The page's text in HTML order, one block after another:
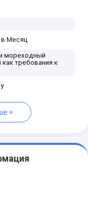
в Месяц
мореходный
требования к